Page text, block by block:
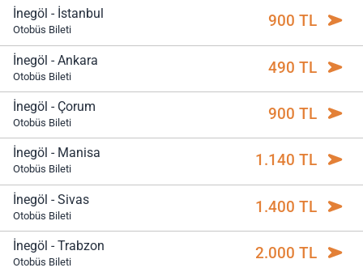
İnegöl - İstanbul
Otobüs Bileti 900 TL
İnegöl - Ankara
Otobüs Bileti 490 TL
İnegöl - Çorum
Otobüs Bileti 900 TL
İnegöl - Manisa
Otobüs Bileti 1.140 TL
İnegöl - Sivas
Otobüs Bileti 1.400 TL
İnegöl - Trabzon
Otobüs Bileti 2.000 TL